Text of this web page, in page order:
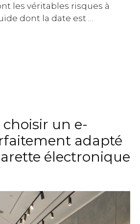
les véritables risques à
dont la date est …
un e-
adapté
électronique